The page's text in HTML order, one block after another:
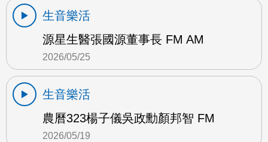
生音樂活
源星生醫張國源董事長 FM AM
2026/05/25
生音樂活
農曆323楊子儀吳政勳顏邦智 FM
2026/05/19